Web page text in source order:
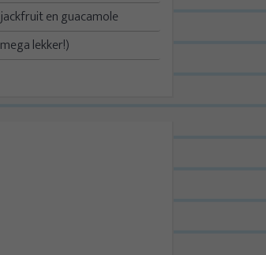
en guacamole
lekker!)